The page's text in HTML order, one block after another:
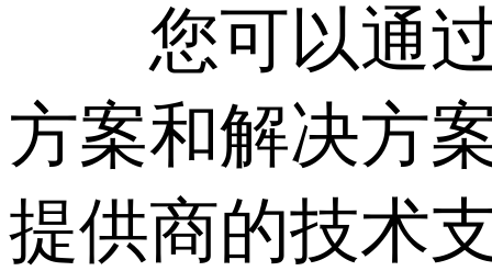
您可以通过
方案和解决方
提供商的技术